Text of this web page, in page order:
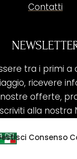
Consenso
Contatti
tra i primi a
ricevere
offerte,
alla nostra
ISCRIVITI ORA!